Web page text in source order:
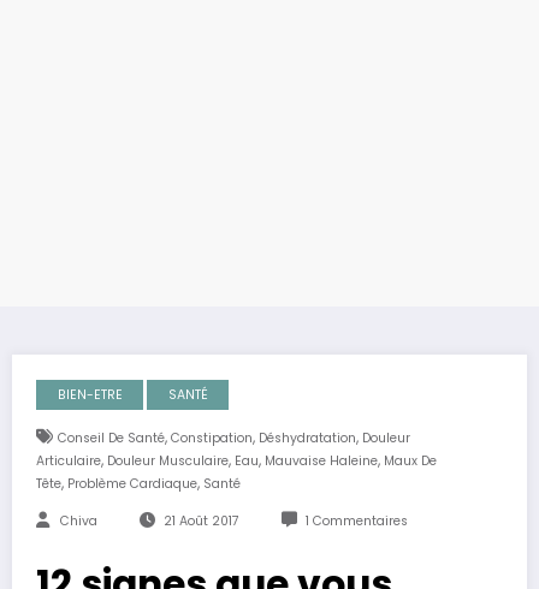
BIEN-ETRE SANTÉ
Conseil De Santé, Constipation, Déshydratation, Douleur
Articulaire, Douleur Musculaire, Eau, Mauvaise Haleine, Maux De
Tête, Problème Cardiaque, Santé
Chiva 21 Août 2017 1 Commentaires